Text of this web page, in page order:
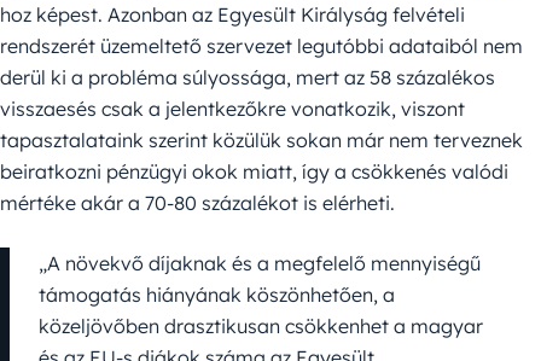
hoz képest. Azonban az Egyesült Királyság felvételi
rendszerét üzemeltető szervezet legutóbbi adataiból nem
derül ki a probléma súlyossága, mert az 58 százalékos
visszaesés csak a jelentkezőkre vonatkozik, viszont
tapasztalataink szerint közülük sokan már nem terveznek
beiratkozni pénzügyi okok miatt, így a csökkenés valódi
mértéke akár a 70-80 százalékot is elérheti.
„A növekvő díjaknak és a megfelelő mennyiségű
támogatás hiányának köszönhetően, a
közeljövőben drasztikusan csökkenhet a magyar